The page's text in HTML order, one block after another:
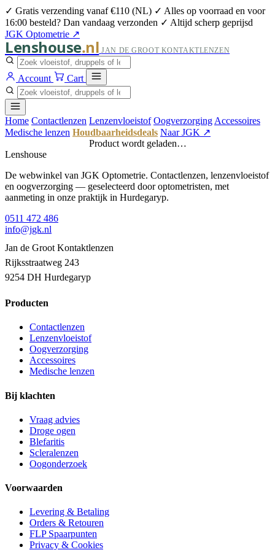
✓ Gratis verzending vanaf €110 (NL) ✓ Alles op voorraad en voor
16:00 besteld? Dan vandaag verzonden ✓ Altijd scherp geprijsd
JGK Optometrie ↗
Lenshouse.nl JAN DE GROOT KONTAKTLENZEN
Account Cart
Home Contactlenzen Lenzenvloeistof Oogverzorging Accessoires
Medische lenzen Houdbaarheidsdeals Naar JGK ↗
Product wordt geladen…
Lenshouse
De webwinkel van JGK Optometrie. Contactlenzen, lenzenvloeistof
en oogverzorging — geselecteerd door optometristen, met
aanmeting in onze praktijk in Hurdegaryp.
0511 472 486
info@jgk.nl
Jan de Groot Kontaktlenzen
Rijksstraatweg 243
9254 DH Hurdegaryp
Producten
Contactlenzen
Lenzenvloeistof
Oogverzorging
Accessoires
Medische lenzen
Bij klachten
Vraag advies
Droge ogen
Blefaritis
Scleralenzen
Oogonderzoek
Voorwaarden
Levering & Betaling
Orders & Retouren
FLP Spaarpunten
Privacy & Cookies